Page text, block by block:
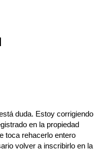
duda. Estoy corrigiendo
en la propiedad
toca rehacerlo entero
volver a inscribirlo en la